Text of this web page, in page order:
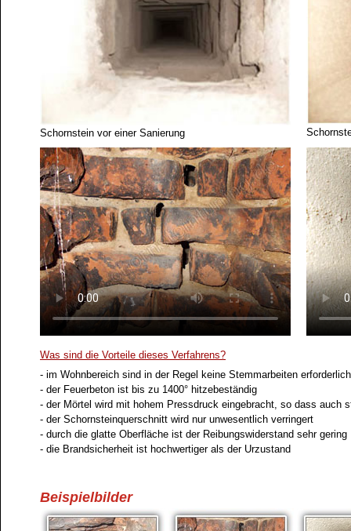
Schornstein vor einer Sanierung
Was sind die Vorteile dieses Verfahrens?
- im Wohnbereich sind in der Regel keine Stemmarbeiten
- der Feuerbeton ist bis zu 1400° hitzebeständig
- der Mörtel wird mit hohem Pressdruck eingebracht, so dass auch
- der Schornsteinquerschnitt wird nur unwesentlich verringert
- durch die glatte Oberfläche ist der Reibungswiderstand sehr gering
- die Brandsicherheit ist hochwertiger als der Urzustand
Beispielbilder